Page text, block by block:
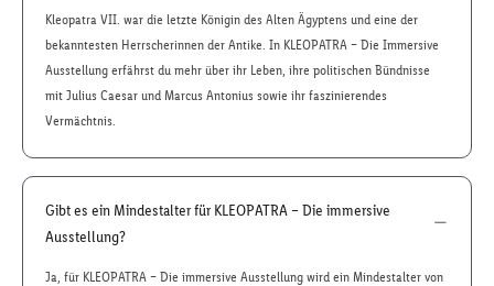
Kleopatra VII. war die letzte Königin des Alten Ägyptens und eine der
bekanntesten Herrscherinnen der Antike. In KLEOPATRA – Die Immersive
Ausstellung erfährst du mehr über ihr Leben, ihre politischen Bündnisse
mit Julius Caesar und Marcus Antonius sowie ihr faszinierendes
Vermächtnis.
Gibt es ein Mindestalter für KLEOPATRA – Die immersive
Ausstellung?
Ja, für KLEOPATRA – Die immersive Ausstellung wird ein Mindestalter von